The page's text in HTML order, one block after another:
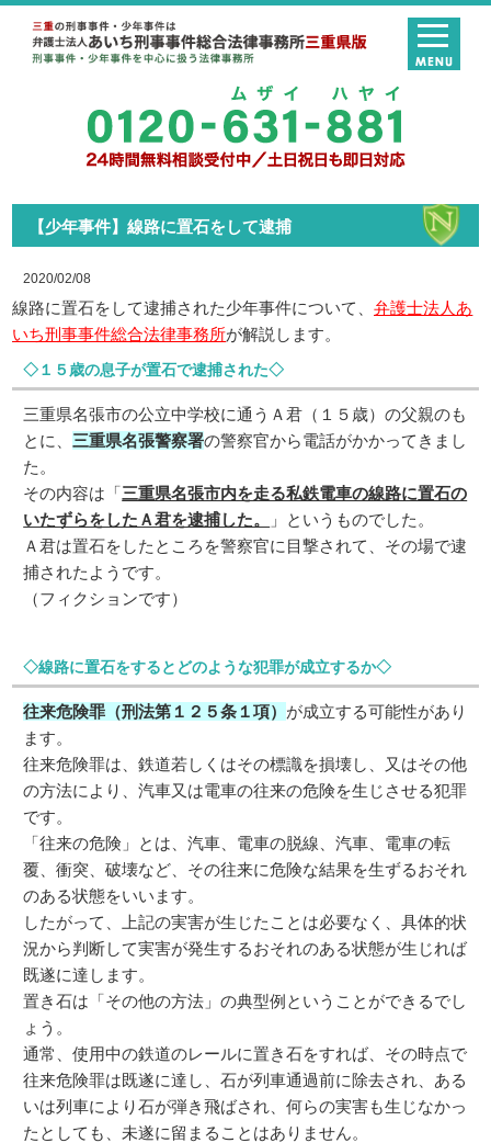
【少年事件】線路に置石をして逮捕
2020/02/08
線路に置石をして逮捕された少年事件について、弁護士法人あ
いち刑事事件総合法律事務所が解説します。
◇１５歳の息子が置石で逮捕された◇
三重県名張市の公立中学校に通うＡ君（１５歳）の父親のも
とに、 三重県名張警察署の警察官から電話がかかってきまし
た。
その内容は「三重県名張市内を走る私鉄電車の線路に置石の
いたずらをしたＡ君を逮捕した。
」というものでした。
Ａ君は置石をしたところを警察官に目撃されて、その場で逮
捕されたようです。
（フィクションです）
◇線路に置石をするとどのような犯罪が成立するか◇
往来危険罪（刑法第１２５条１項） が成立する可能性があり
ます。
往来危険罪は、鉄道若しくはその標識を損壊し、又はその他
の方法により、汽車又は電車の往来の危険を生じさせる犯罪
です。
「往来の危険」とは、汽車、電車の脱線、汽車、電車の転
覆、衝突、破壊など、その往来に危険な結果を生ずるおそれ
のある状態をいいます。
したがって、上記の実害が生じたことは必要なく、具体的状
況から判断して実害が発生するおそれのある状態が生じれば
既遂に達します。
置き石は「その他の方法」の典型例ということができるでし
ょう。
通常、使用中の鉄道のレールに置き石をすれば、その時点で
往来危険罪は既遂に達し、石が列車通過前に除去され、ある
いは列車により石が弾き飛ばされ、何らの実害も生じなかっ
たとしても、未遂に留まることはありません。